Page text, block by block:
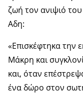
ζωή τον ανιψιό
Αδη:
«Επισκέφτηκα την
Μάκρη και
και, όταν
ένα δώρο στον